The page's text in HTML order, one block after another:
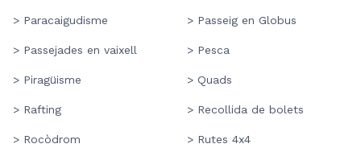
> Paracaigudisme > Passeig en Globus
> Passejades en vaixell > Pesca
> Piragüisme > Quads
> Rafting > Recollida de bolets
> Rocòdrom > Rutes 4x4